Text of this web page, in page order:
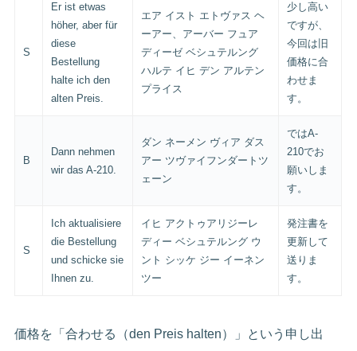
S
Er ist etwas
höher, aber für
diese
Bestellung
halte ich den
alten Preis.
エア イスト エトヴァス ヘ
ーアー、アーバー フュア
ディーゼ ベシュテルング
ハルテ イヒ デン アルテン
プライス
少し高い
ですが、
今回は旧
価格に合
わせま
す。
B
Dann nehmen
wir das A-210.
ダン ネーメン ヴィア ダス
アー ツヴァイフンダートツ
ェーン
ではA-
210でお
願いしま
す。
S
Ich aktualisiere
die Bestellung
und schicke sie
Ihnen zu.
イヒ アクトゥアリジーレ
ディー ベシュテルング ウ
ント シッケ ジー イーネン
ツー
発注書を
更新して
送りま
す。
価格を「合わせる（den Preis halten）」という申し出